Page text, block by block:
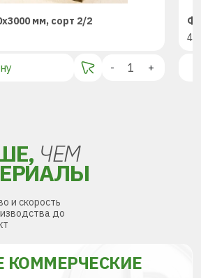
мм, сорт 2/2
- +
43
ЧЕМ
и скорость
до